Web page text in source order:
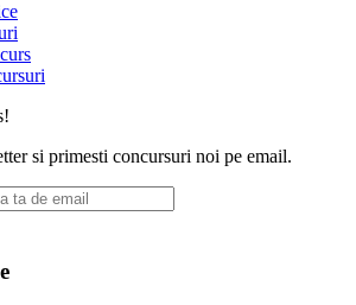
si primesti concursuri noi pe email.